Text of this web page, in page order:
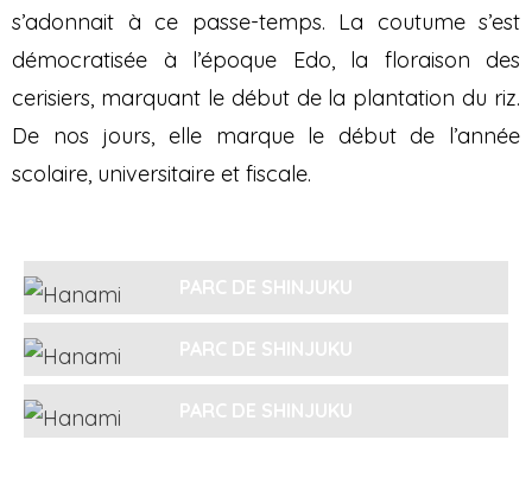
s’adonnait à ce passe-temps. La coutume s’est
démocratisée à l’époque Edo, la floraison des
cerisiers, marquant le début de la plantation du riz.
De nos jours, elle marque le début de l’année
scolaire, universitaire et fiscale.
PARC DE SHINJUKU
PARC DE SHINJUKU
PARC DE SHINJUKU